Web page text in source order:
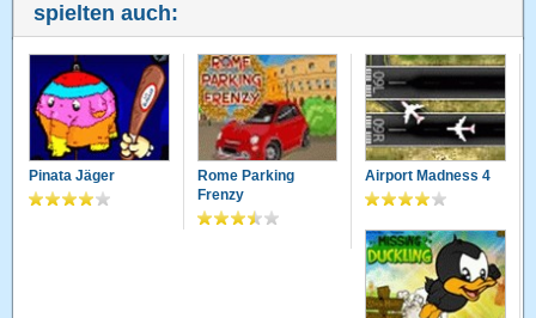
spielten auch:
Pinata Jäger
Rome Parking
Frenzy
Airport Madness 4